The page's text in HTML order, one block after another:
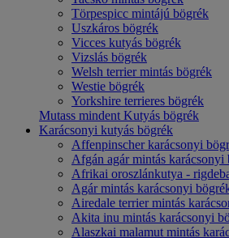
Törpespicc mintájú bögrék
Uszkáros bögrék
Vicces kutyás bögrék
Vizslás bögrék
Welsh terrier mintás bögrék
Westie bögrék
Yorkshire terrieres bögrék
Mutass mindent Kutyás bögrék
Karácsonyi kutyás bögrék
Affenpinscher karácsonyi
Afgán agár mintás karácsonyi
Afrikai oroszlánkutya -
Agár mintás karácsonyi
Airedale terrier mintás
Akita inu mintás karácsonyi
Alaszkai malamut mintás